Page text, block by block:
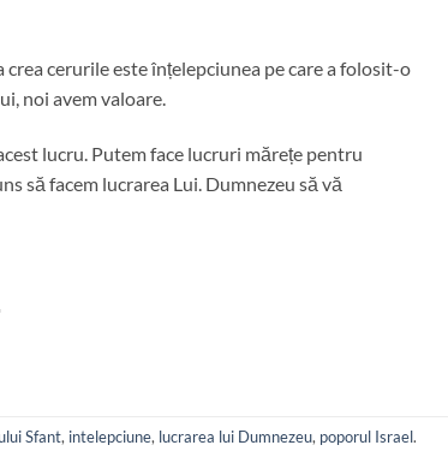
cerurile este înțelepciunea pe care a folosit-o
noi avem valoare.
lucru. Putem face lucruri mărețe pentru
să facem lucrarea Lui. Dumnezeu să vă
Sfant, intelepciune, lucrarea lui Dumnezeu, poporul Israel.